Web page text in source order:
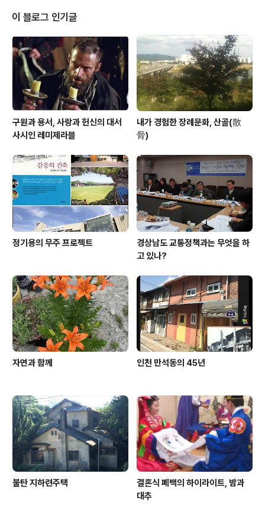
이 블로그 인기글
구원과 용서, 사랑과 헌신의 대서
사시인 레미제라블
내가 경험한 장례문화, 산골(散
骨)
정기용의 무주 프로젝트
경상남도 교통정책과는 무엇을 하
고 있나?
자연과 함께 인천 만석동의 45년
불탄 지하련주택
결혼식 폐백의 하이라이트, 밤과
대추